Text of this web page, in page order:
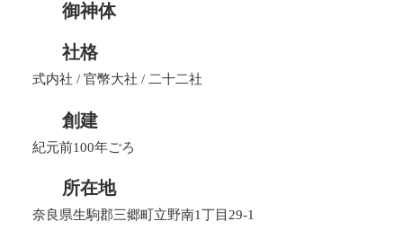
御神体
社格
式内社 / 官幣大社 / 二十二社
創建
紀元前100年ごろ
所在地
奈良県生駒郡三郷町立野南1丁目29-1